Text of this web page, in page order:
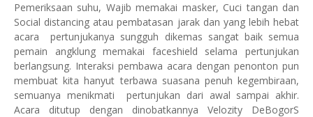
Pemeriksaan suhu, Wajib memakai masker, Cuci tangan dan
Social distancing atau pembatasan jarak dan yang lebih hebat
acara pertunjukanya sungguh dikemas sangat baik semua
pemain angklung memakai faceshield selama pertunjukan
berlangsung. Interaksi pembawa acara dengan penonton pun
membuat kita hanyut terbawa suasana penuh kegembiraan,
semuanya menikmati pertunjukan dari awal sampai akhir.
Acara ditutup dengan dinobatkannya Velozity DeBogorS